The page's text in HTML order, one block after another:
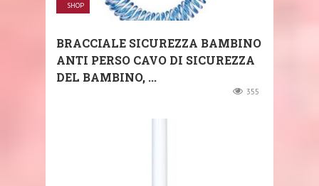
SHOP
BRACCIALE SICUREZZA BAMBINO
ANTI PERSO CAVO DI SICUREZZA
DEL BAMBINO, ...
355